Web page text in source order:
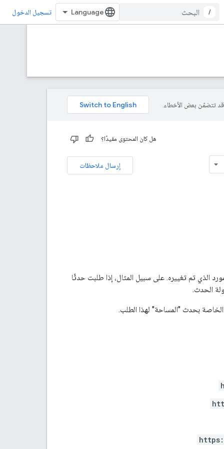
/ تسجيل الدخول
هل كان المحتوى مفيدًا؟
إرسال ملاحظات
الذي تم تغييره. على سبيل المثال، إذا طلبت حدثًا
الحدث.
بحدث "المساحة" لهذا الطلب.